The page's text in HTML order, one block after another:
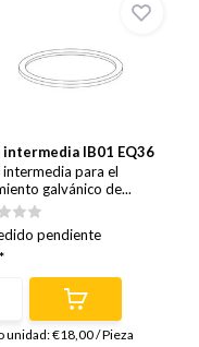
intermedia IB01 EQ36
intermedia para el
galvánico de...
pendiente
unidad:€18,00/Pieza